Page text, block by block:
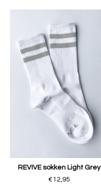
REVIVE sokken Light Grey
€12,95